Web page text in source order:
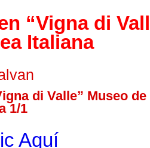
“Vigna di
Italiana
di Valle” Museo
1/1
Aquí